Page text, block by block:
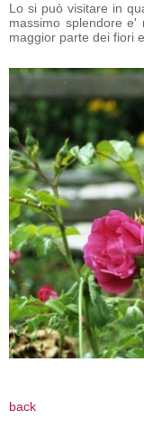
Lo si può visitare in
massimo splendore
maggior parte dei fiori
back